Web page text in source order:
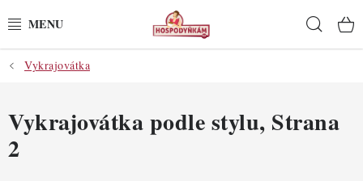
na
POTŘEBY
POMŮCKY
SUROVINY
Vykrajovátka
Vykrajovátka podle stylu, Strana
2